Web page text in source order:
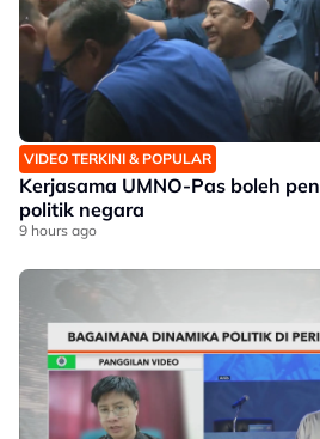
VIDEO TERKINI & POPULAR
Kerjasama UMNO-Pas boleh
politik negara
9 hours ago